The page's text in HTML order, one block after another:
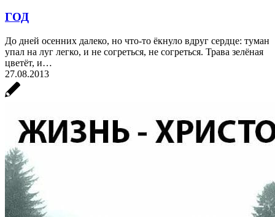
ГОД
До дней осенних далеко, но что-то ёкнуло вдруг сердце: туман
упал на луг легко, и не согреться, не согреться. Трава зелёная
цветёт, и…
27.08.2013